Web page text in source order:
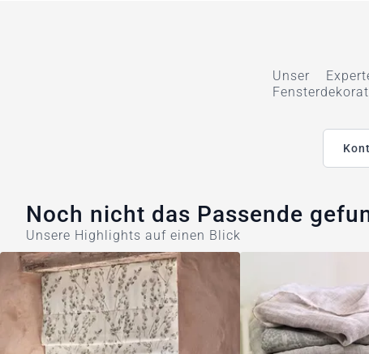
Unser
Noch nicht das Passende
Unsere Highlights auf einen Blick